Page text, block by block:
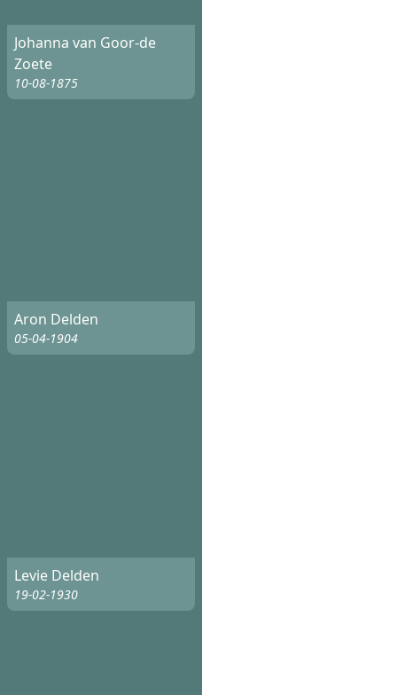
Johanna van Goor-de
Zoete
10-08-1875
Aron Delden
05-04-1904
Levie Delden
19-02-1930